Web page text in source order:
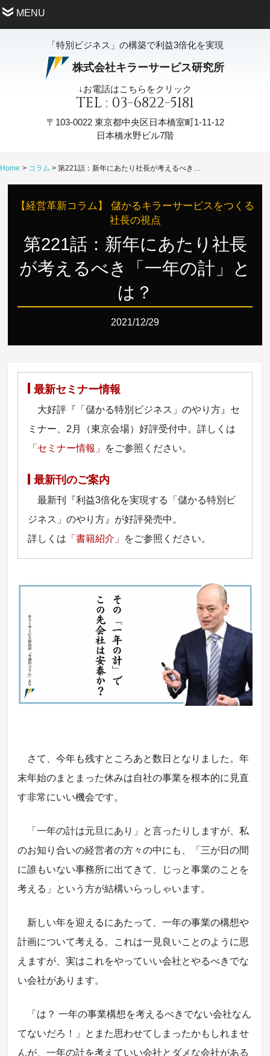
MENU
「特別ビジネス」の構築で利益3倍化を実現
株式会社キラーサービス研究所
↓お電話はこちらをクリック
TEL : 03-6822-5181
〒103-0022東京都中央区日本橋室町1-11-12
日本橋水野ビル7階
Home コラム 第221話：新年にあたり社長が考えるべき「一年の計」とは？
【経営革新コラム】 儲かるキラーサービスをつくる
社長の視点
第221話：新年にあたり社長
が考えるべき「一年の計」と
は？
2021/12/29
最新セミナー情報
大好評『「儲かる特別ビジネス」のやり方』セ
ミナー、2月（東京会場）好評受付中。詳しくは
「セミナー情報」 をご参照ください。
最新刊のご案内
最新刊『利益3倍化を実現する「儲かる特別ビ
ジネス」のやり方』が好評発売中。
詳しくは 「書籍紹介」 をご参照ください。
さて、今年も残すところあと数日となりました。年
末年始のまとまった休みは自社の事業を根本的に見直
す非常にいい機会です。
「一年の計は元旦にあり」と言ったりしますが、私
のお知り合いの経営者の方々の中にも、「三が日の間
に誰もいない事務所に出てきて、じっと事業のことを
考える」という方が結構いらっしゃいます。
新しい年を迎えるにあたって、一年の事業の構想や
計画について考える。これは一見良いことのように思
えますが、実はこれをやっていい会社とやるべきでな
い会社があります。
「は？ 一年の事業構想を考えるべきでない会社なん
てないだろ！」とまた思わせてしまったかもしれませ
んが、一年の計を考えていい会社とダメな会社がある